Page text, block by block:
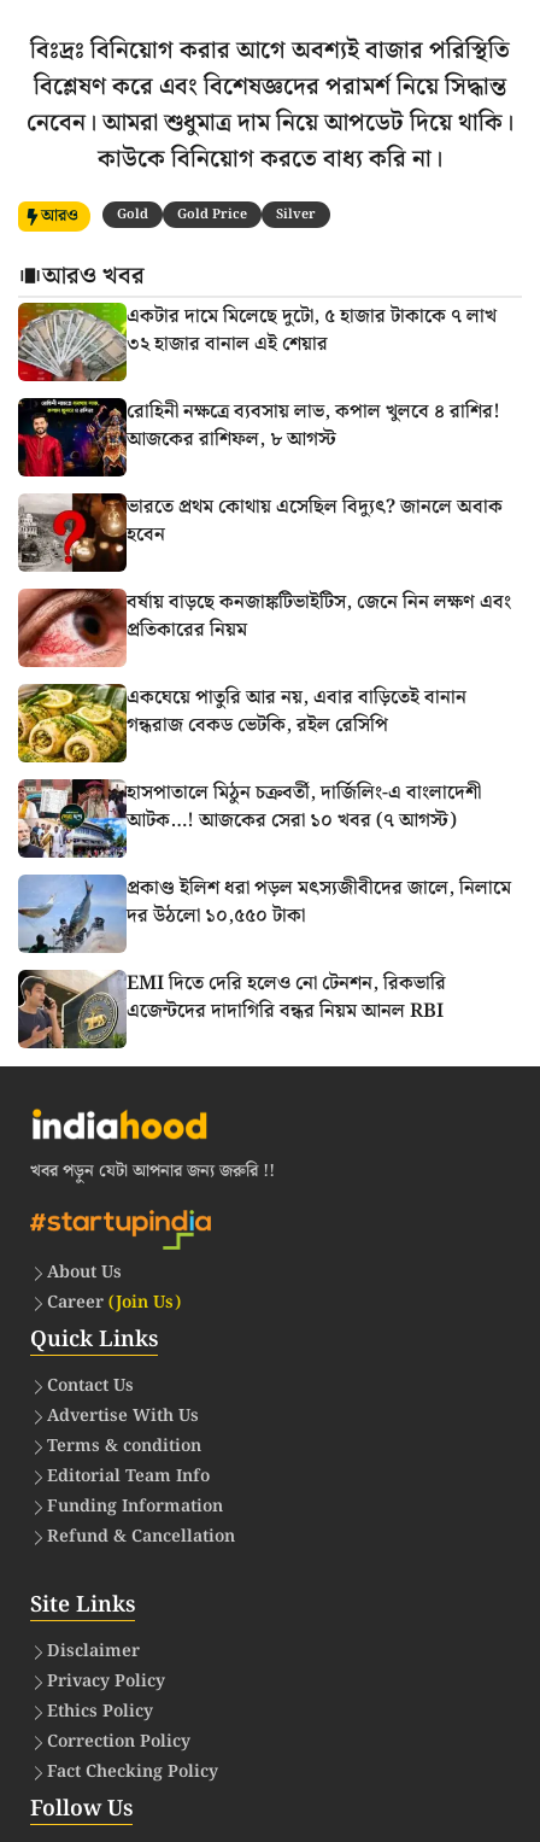
বিঃদ্রঃ বিনিয়োগ করার আগে অবশ্যই বাজার পরিস্থিতি
বিশ্লেষণ করে এবং বিশেষজ্ঞদের পরামর্শ নিয়ে সিদ্ধান্ত
নেবেন। আমরা শুধুমাত্র দাম নিয়ে আপডেট দিয়ে থাকি।
কাউকে বিনিয়োগ করতে বাধ্য করি না।
আরও Gold Gold Price Silver
আরও খবর
একটার দামে মিলেছে দুটো, ৫ হাজার টাকাকে ৭ লাখ
৩২ হাজার বানাল এই শেয়ার
রোহিনী নক্ষত্রে ব্যবসায় লাভ, কপাল খুলবে ৪ রাশির!
আজকের রাশিফল, ৮ আগস্ট
ভারতে প্রথম কোথায় এসেছিল বিদ্যুৎ? জানলে অবাক
হবেন
বর্ষায় বাড়ছে কনজাঙ্কটিভাইটিস, জেনে নিন লক্ষণ এবং
প্রতিকারের নিয়ম
একঘেয়ে পাতুরি আর নয়, এবার বাড়িতেই বানান
গন্ধরাজ বেকড ভেটকি, রইল রেসিপি
হাসপাতালে মিঠুন চক্রবর্তী, দার্জিলিং-এ বাংলাদেশী
আটক…! আজকের সেরা ১০ খবর (৭ আগস্ট)
প্রকাণ্ড ইলিশ ধরা পড়ল মৎস্যজীবীদের জালে, নিলামে
দর উঠলো ১০,৫৫০ টাকা
EMI দিতে দেরি হলেও নো টেনশন, রিকভারি
এজেন্টদের দাদাগিরি বন্ধর নিয়ম আনল RBI
খবর পড়ুন যেটা আপনার জন্য জরুরি !!
About Us
Career(Join Us)
Quick Links
Contact Us
Advertise With Us
Terms & condition
Editorial Team Info
Funding Information
Refund & Cancellation
Site Links
Disclaimer
Privacy Policy
Ethics Policy
Correction Policy
Fact Checking Policy
Follow Us